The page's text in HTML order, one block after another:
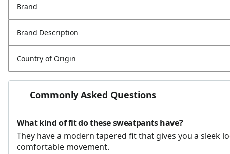
Brand
Brand Description
Country of Origin
Commonly Asked Questions
What kind of fit do these sweatpants have?
They have a modern tapered fit that gives you a sleek
comfortable movement.